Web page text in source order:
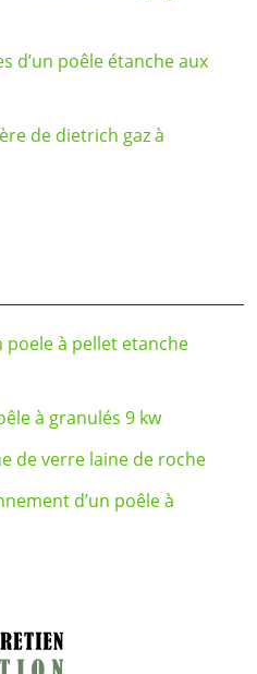
d’un poêle étanche aux
de dietrich gaz à
poele à pellet etanche
à granulés 9 kw
de verre laine de roche
d’un poêle à